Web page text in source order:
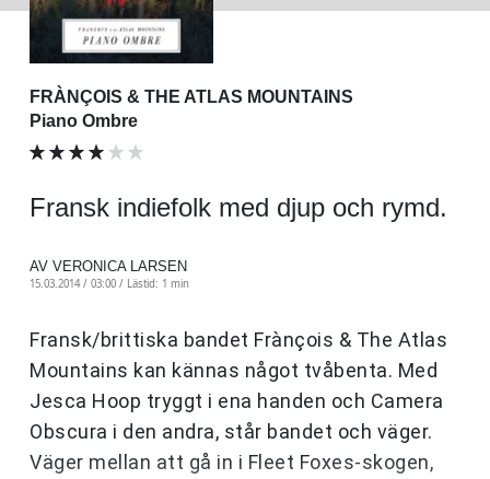
FRÀNÇOIS & THE ATLAS MOUNTAINS
Piano Ombre
Fransk indiefolk med djup och rymd.
AV VERONICA LARSEN
15.03.2014 / 03:00 / Lästid: 1 min
Fransk/brittiska bandet Frànçois & The Atlas
Mountains kan kännas något tvåbenta. Med
Jesca Hoop tryggt i ena handen och Camera
Obscura i den andra, står bandet och väger.
Väger mellan att gå in i Fleet Foxes-skogen,